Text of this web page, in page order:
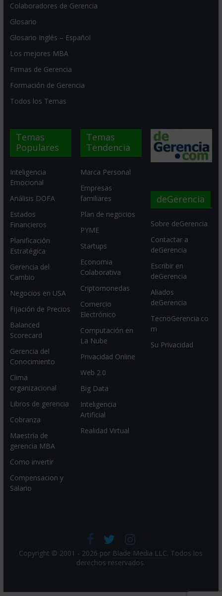
Colaboradores de Gerencia
Glosario
Glosario Inglés – Español
Los mejores MBA
Firmas de Gerencia
Formación de Gerencia
Todos los Temas
Temas
Populares
Inteligencia
Emocional
Análisis DOFA
Estados
Financieros
Planificación
Estratégica
Gerencia del
Cambio
Negocios en USA
Fijación de Precios
Balanced
Scorecard
Gerencia del
Conocimiento
Clima
organizacional
Libros de gerencia
Cobranza
Maestría de
gerencia MBA
Como invertir
Compensacion y
Salario
Temas
Tendencia
Marca Personal
Empresas
familiares
Plan de negocios
PYME
Startups
Economia
Colaborativa
Criptomonedas
Comercio
Electrónico
Computación en
La Nube
Privacidad Online
Web 2.0
Big Data
Inteligencia
Artificial
Realidad Virtual
deGerencia
Sobre deGerencia
Contactar a
deGerencia
Escribir en
deGerencia
Aliados
deGerencia
TecnoGerencia.co
m
Su Privacidad
Copyright © 2001 - 2026 por Blade Media LLC. Todos los
derechos reservados.